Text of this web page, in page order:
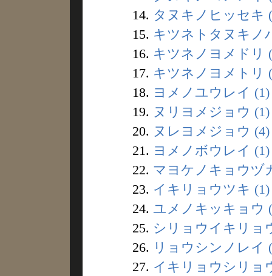
14. タヌキノヒッセキ
15. キツネトタヌキノ
16. キツネノヨメドリ
17. キツネノヨメトリ
18. ヨメノユウレイ (1)
19. ヌリヨメジョウ (1)
20. ヌレヨメジョウ (4)
21. ヨメノボウレイ (1)
22. マヨケノキョウヅ
23. イキリョウツキ (1)
24. ユメノキッキョウ
25. シリョウイキリョ
26. リョウシンノレイ
27. イキリョウシリョ